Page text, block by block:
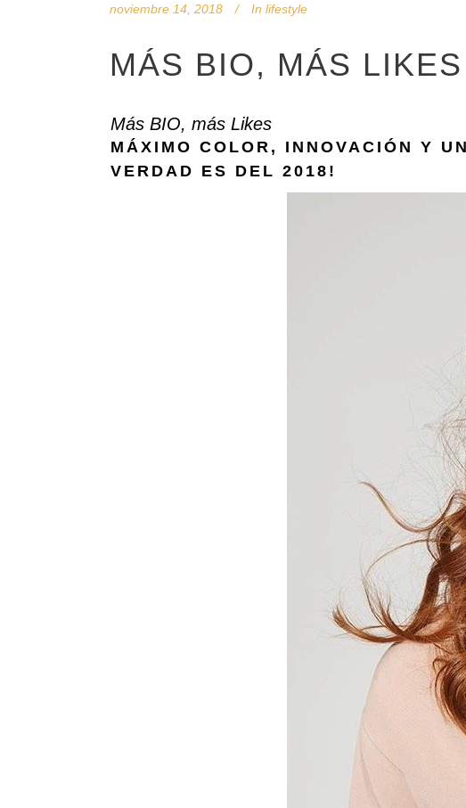
noviembre 14, 2018 In lifestyle
MÁS BIO, MÁS LIKES
Más BIO, más Likes
MÁXIMO COLOR, INNOVACIÓN Y
VERDAD ES DEL 2018!